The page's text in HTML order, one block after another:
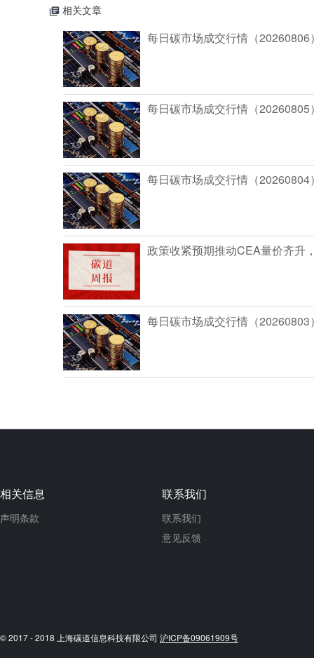
相关文章
每日碳市场成交行情（20260806
每日碳市场成交行情（20260805
每日碳市场成交行情（20260804
政策收紧预期推动CEA量价齐升
每日碳市场成交行情（20260803
相关信息
声明条款
联系我们
联系我们
意见反馈
© 2017 - 2018 上海碳道信息科技有限公司 沪ICP备09061909号